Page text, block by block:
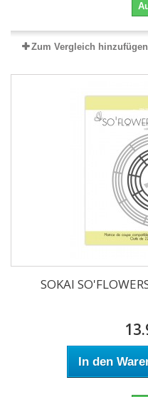
Zum Vergleich hinzufügen
SOKAI
In den